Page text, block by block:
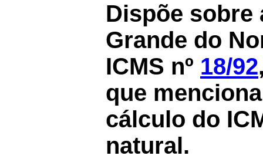
Dispõe sobre
Grande do
ICMS nº 18/92
que
cálculo do
natural.